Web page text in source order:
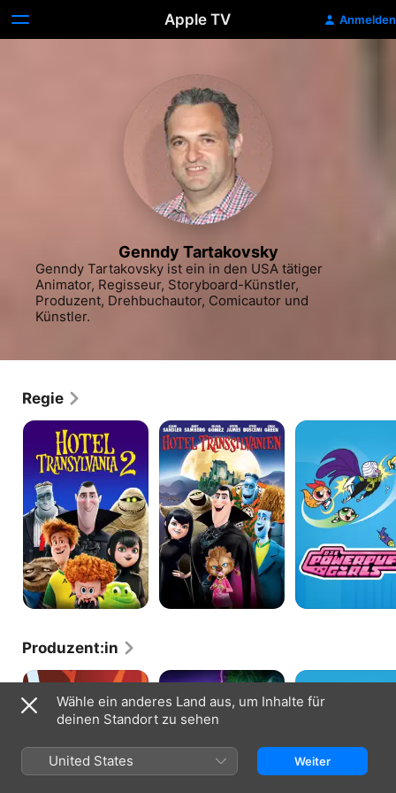
Apple TV Anmelden
Genndy Tartakovsky
Genndy Tartakovsky ist ein in den USA tätiger
Animator, Regisseur, Storyboard-Künstler,
Produzent, Drehbuchautor, Comicautor und
Künstler.
Regie
Hotel
Transsilvanien
Hotel
Transsilvanien
Die
Produzent:in
Samurai
Hotel
4
-
Monster
Verwandlung
Die
Girls
Wähle ein anderes Land aus, um Inhalte für
deinen Standort zu sehen
United States Weiter